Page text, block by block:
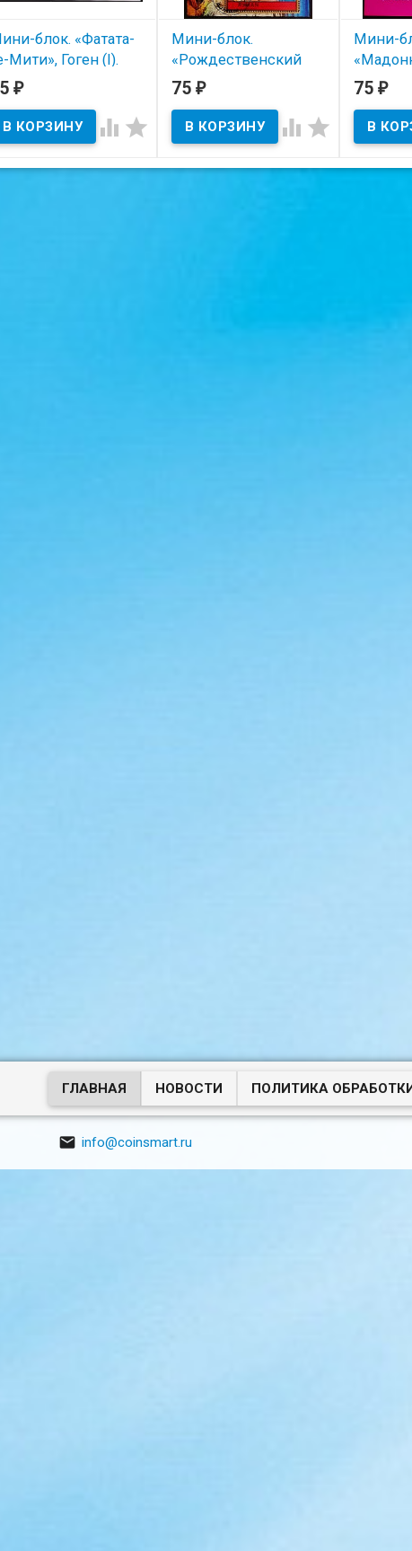
блок. «Фатата-
Мити», Гоген (I).
год, Манама.
В наличии
₽
 
Мини-блок.
«Рождественский
вертеп» - мастер из
Аджман.
75 ₽
 
Мини-
75 ₽
ГЛАВНАЯ НОВОСТИ ПОЛИТИКА
 info@coinsmart.ru